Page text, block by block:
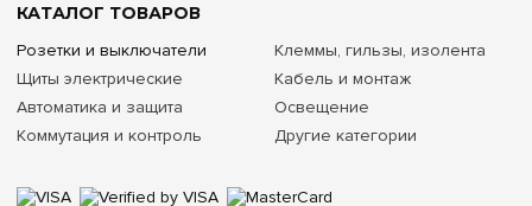
КАТАЛОГ ТОВАРОВ
Розетки и выключатели
Щиты электрические
Автоматика и защита
Коммутация и контроль
Клеммы, гильзы, изолента
Кабель и монтаж
Освещение
Другие категории